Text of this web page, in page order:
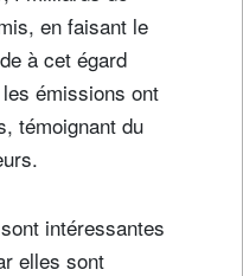
en faisant le
à cet égard
émissions ont
témoignant du
intéressantes
elles sont